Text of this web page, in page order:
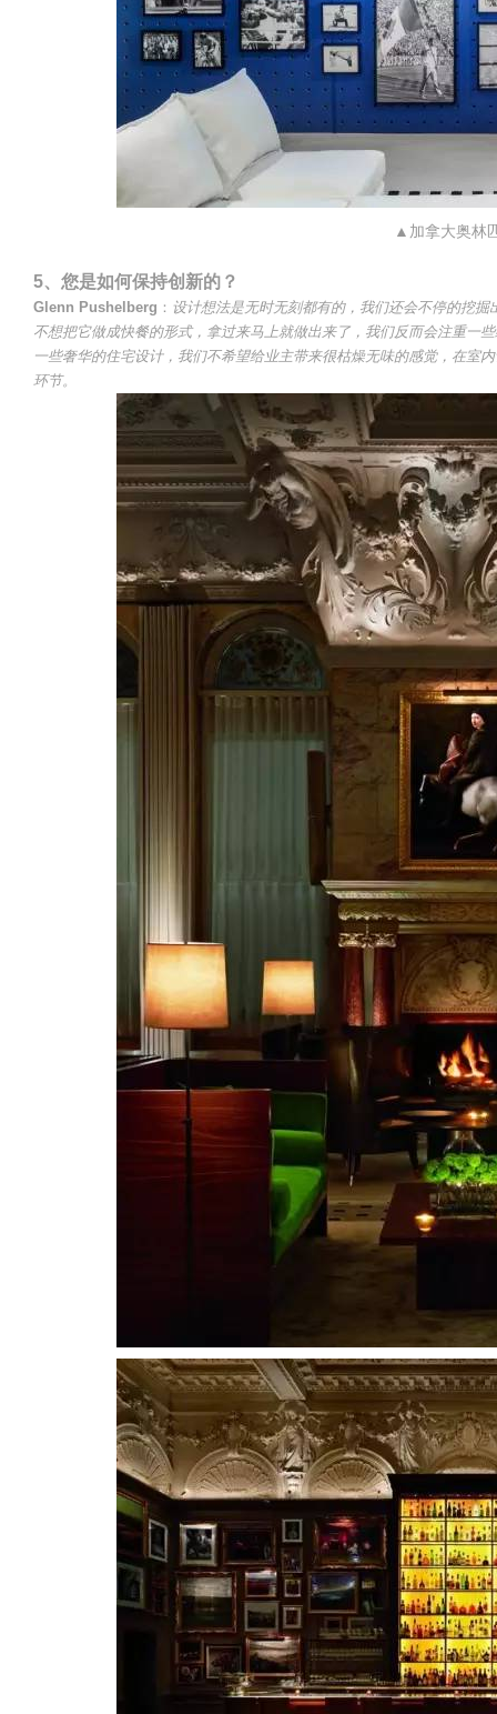
▲加拿大奥林
5、您是如何保持创新的？
Glenn Pushelberg ： 设计想法是无时无刻都有的，我们还会不停的挖
不想把它做成快餐的形式，拿过来马上就做出来了，我们反而会注重一
一些奢华的住宅设计，我们不希望给业主带来很枯燥无味的感觉，在室
环节。